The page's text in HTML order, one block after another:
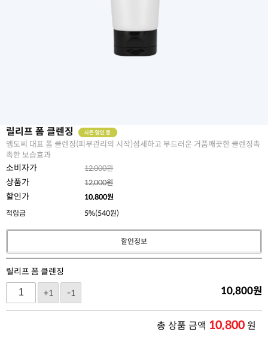
릴리프 폼 클렌징
엠도씨 대표 폼 클렌징(피부관리의 시작)섬세하고 부드러운 거품깨끗한 클렌징촉
촉한 보습효과
소비자가 12,000원
상품가 12,000원
할인가 10,800원
적립금
5%(540원)
할인정보
릴리프 폼 클렌징
+1
-1 10,800원
총 상품 금액 10,800원